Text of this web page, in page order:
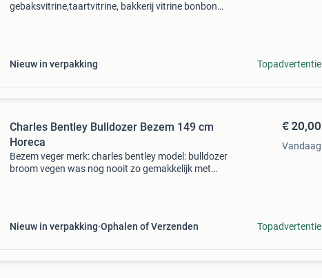
gebaksvitrine,taartvitrine, bakkerij vitrine bonbon
Nieuw in verpakking
Topadvertentie
Charles Bentley Bulldozer Bezem 149 cm
Horeca
Bezem veger merk: charles bentley model: bulldozer
broom vegen was nog nooit zo gemakkelijk met
Nieuw in verpakking Ophalen of Verzenden
€ 20,00
Vandaag
Topadvertentie